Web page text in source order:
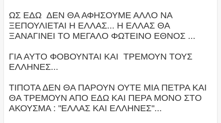
ΩΣ ΕΔΩ ΔΕΝ ΘΑ ΑΦΗΣΟΥΜΕ ΑΛΛΟ ΝΑ
ΞΕΠΟΥΛΙΕΤΑΙ Η ΕΛΛΑΣ... Η ΕΛΛΑΣ ΘΑ
ΞΑΝΑΓΙΝΕΙ ΤΟ ΜΕΓΑΛΟ ΦΩΤΕΙΝΟ ΕΘΝΟΣ ...
ΓΙΑ ΑΥΤΟ ΦΟΒΟΥΝΤΑΙ ΚΑΙ ΤΡΕΜΟΥΝ ΤΟΥΣ
ΕΛΛΗΝΕΣ...
ΤΙΠΟΤΑ ΔΕΝ ΘΑ ΠΑΡΟΥΝ ΟΥΤΕ ΜΙΑ ΠΕΤΡΑ ΚΑΙ
ΘΑ ΤΡΕΜΟΥΝ ΑΠΟ ΕΔΩ ΚΑΙ ΠΕΡΑ ΜΟΝΟ ΣΤΟ
ΑΚΟΥΣΜΑ : "ΕΛΛΑΣ ΚΑΙ ΕΛΛΗΝΕΣ"...